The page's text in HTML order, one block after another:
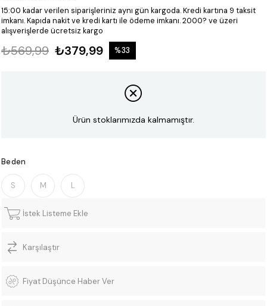
15:00 kadar verilen siparişleriniz aynı gün kargoda.Kredi kartına 9 taksit
imkanı.Kapıda nakit ve kredi kartı ile ödeme imkanı.2000? ve üzeri
alışverişlerde ücretsiz kargo
₺569,99 ₺379,99 %33
Ürün stoklarımızda kalmamıştır.
Beden
S M L
İstek Listeme Ekle
Karşılaştır
Fiyat Düşünce Haber Ver